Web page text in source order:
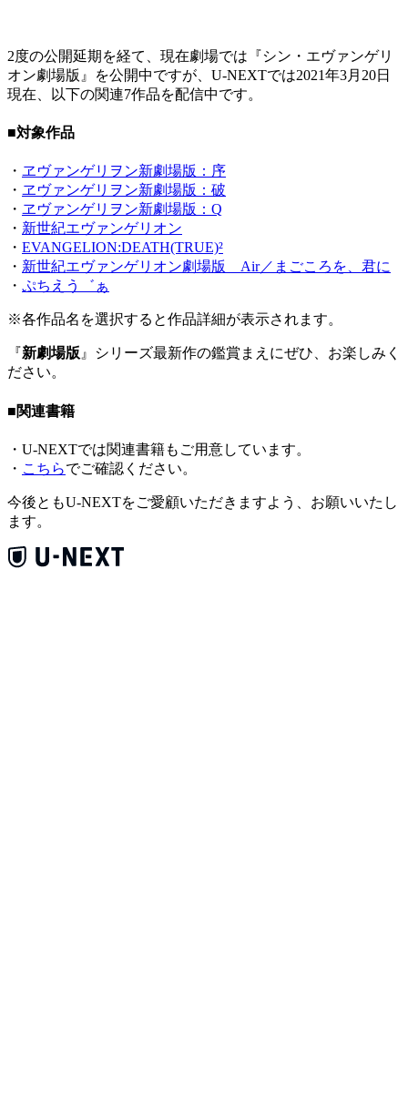
2度の公開延期を経て、現在劇場では『シン・エヴァンゲリ
オン劇場版』を公開中ですが、U-NEXTでは2021年3月20日
現在、以下の関連7作品を配信中です。
■対象作品
・ ヱヴァンゲリヲン新劇場版：序
・ ヱヴァンゲリヲン新劇場版：破
・ ヱヴァンゲリヲン新劇場版：Q
・ 新世紀エヴァンゲリオン
・ EVANGELION:DEATH(TRUE)²
・ 新世紀エヴァンゲリオン劇場版 Air／まごころを、君に
・ ぷちえう゛ぁ
※各作品名を選択すると作品詳細が表示されます。
『新劇場版 』シリーズ最新作の鑑賞まえにぜひ、お楽しみく
ださい。
■関連書籍
・U-NEXTでは関連書籍もご用意しています。
・ こちらでご確認ください。
今後ともU-NEXTをご愛顧いただきますよう、お願いいたし
ます。